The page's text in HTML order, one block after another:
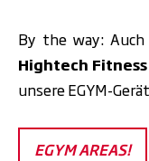
By the way:
Hightech Fitness
unsere EGYM-
EGYM AREAS!